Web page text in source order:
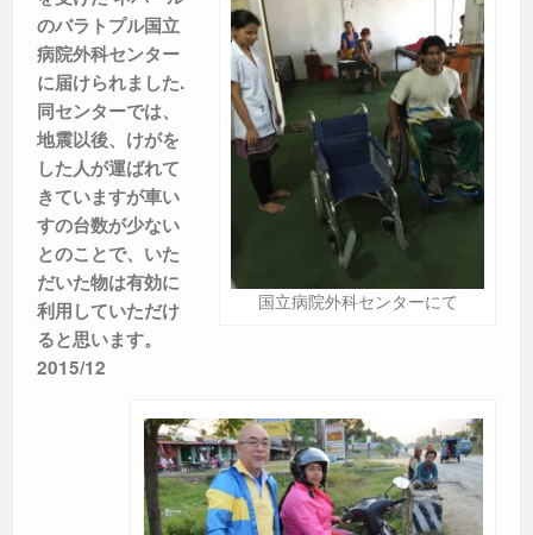
国立病院外科センターにて
のバラトプル国立
病院外科センター
に届けられました.
同センターでは、
地震以後、けがを
した人が運ばれて
きていますが車い
すの台数が少ない
とのことで、いた
だいた物は有効に
利用していただけ
ると思います。
2015/12